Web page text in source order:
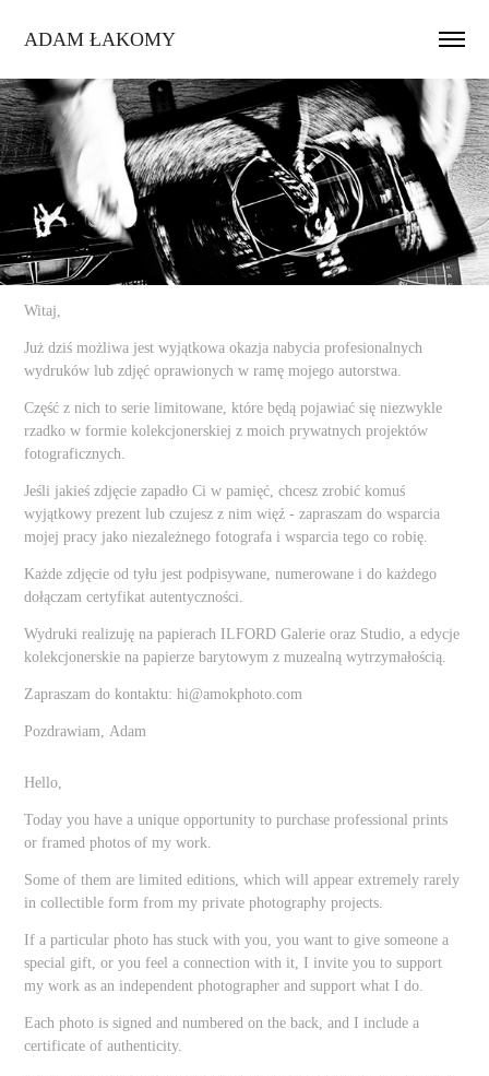
ADAM ŁAKOMY
Witaj,
Już dziś możliwa jest wyjątkowa okazja nabycia profesionalnych
wydruków lub zdjęć oprawionych w ramę mojego autorstwa.
Część z nich to serie limitowane, które będą pojawiać się niezwykle
rzadko w formie kolekcjonerskiej z moich prywatnych projektów
fotograficznych.
Jeśli jakieś zdjęcie zapadło Ci w pamięć, chcesz zrobić komuś
wyjątkowy prezent lub czujesz z nim więź - zapraszam do wsparcia
mojej pracy jako niezależnego fotografa i wsparcia tego co robię.
Każde zdjęcie od tyłu jest podpisywane, numerowane i do każdego
dołączam certyfikat autentyczności.
Wydruki realizuję na papierach ILFORD Galerie oraz Studio , a edycje
kolekcjonerskie na papierze barytowym z muzealną wytrzymałością.
Zapraszam do kontaktu: hi@amokphoto.com
Pozdrawiam, Adam
Hello,
Today you have a unique opportunity to purchase professional prints
or framed photos of my work.
Some of them are limited editions, which will appear extremely rarely
in collectible form from my private photography projects.
If a particular photo has stuck with you, you want to give someone a
special gift, or you feel a connection with it, I invite you to support
my work as an independent photographer and support what I do.
Each photo is signed and numbered on the back, and I include a
certificate of authenticity.